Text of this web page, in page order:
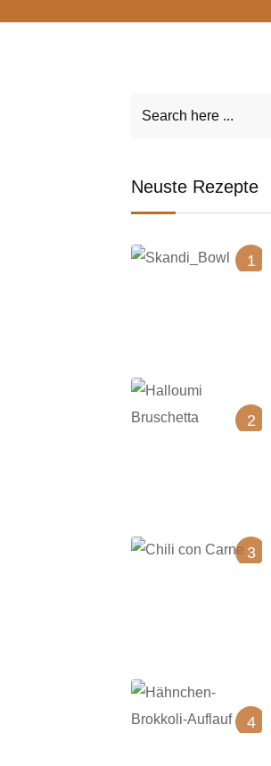
Neuste Rezepte
1
2
3
4